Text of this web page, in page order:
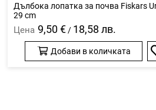
Дълбока лопатка за почва Fiskars
29 cm
Цена 9,50 € / 18,58 лв.
Добави в количката